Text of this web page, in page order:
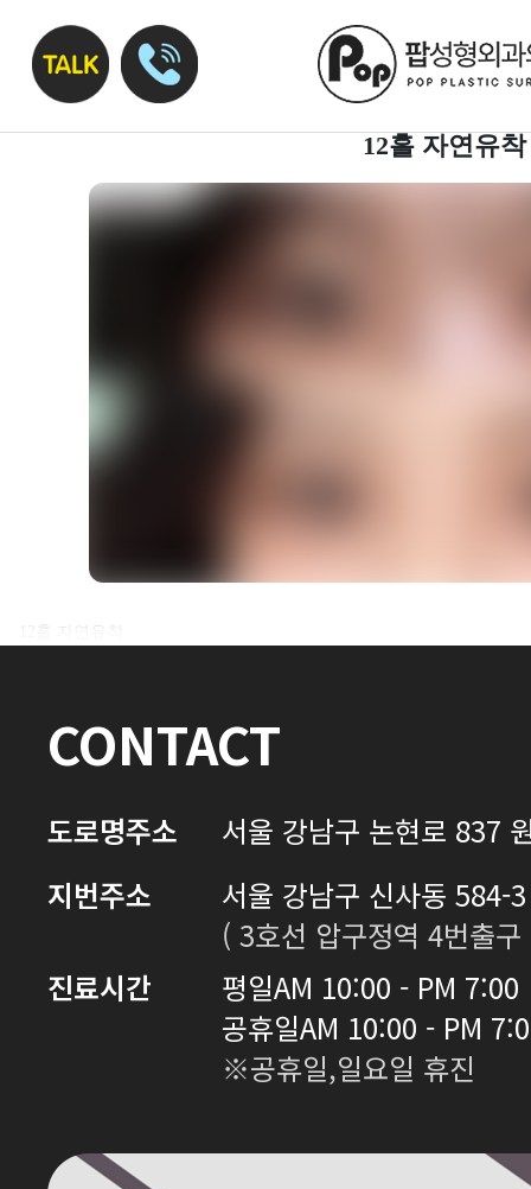
12홀 자연유착
12홀 자연유착
CONTACT
도로명주소
서울 강남구 논현로 837
지번주소
서울 강남구 신사동 584-
( 3호선 압구정역 4번출
진료시간
평일AM 10:00 - PM 7:00
공휴일AM 10:00 - PM
※공휴일,일요일 휴진